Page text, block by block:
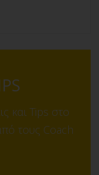
και Tips στο
τους Coach